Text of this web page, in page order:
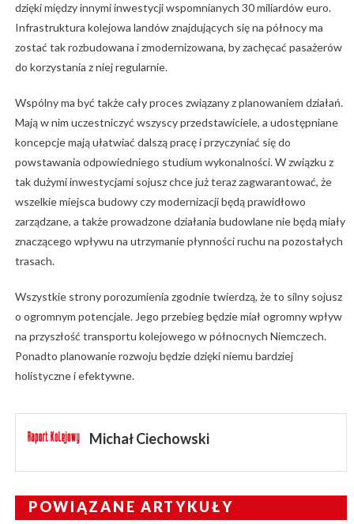
dzięki między innymi inwestycji wspomnianych 30 miliardów euro.
Infrastruktura kolejowa landów znajdujących się na północy ma
zostać tak rozbudowana i zmodernizowana, by zachęcać pasażerów
do korzystania z niej regularnie.
Wspólny ma być także cały proces związany z planowaniem działań.
Mają w nim uczestniczyć wszyscy przedstawiciele, a udostępniane
koncepcje mają ułatwiać dalszą pracę i przyczyniać się do
powstawania odpowiedniego studium wykonalności. W związku z
tak dużymi inwestycjami sojusz chce już teraz zagwarantować, że
wszelkie miejsca budowy czy modernizacji będą prawidłowo
zarządzane, a także prowadzone działania budowlane nie będą miały
znaczącego wpływu na utrzymanie płynności ruchu na pozostałych
trasach.
Wszystkie strony porozumienia zgodnie twierdzą, że to silny sojusz
o ogromnym potencjale. Jego przebieg będzie miał ogromny wpływ
na przyszłość transportu kolejowego w północnych Niemczech.
Ponadto planowanie rozwoju będzie dzięki niemu bardziej
holistyczne i efektywne.
Michał Ciechowski
POWIĄZANE ARTYKUŁY